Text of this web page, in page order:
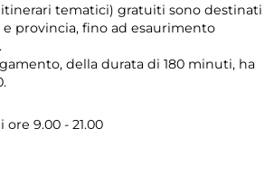
tematici) gratuiti sono destinati
e provincia, fino ad esaurimento
della durata di 180 minuti, ha
9.00 - 21.00